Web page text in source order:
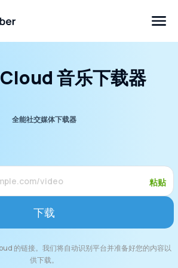
音乐下载器
全能社交媒体下载器
粘贴
下载
的链接。我们将自动识别平台并准备好您的内容以
供下载。